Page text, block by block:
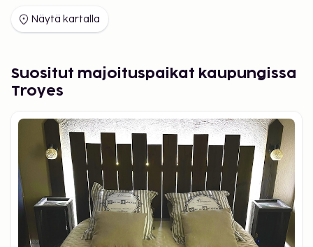
Näytä kartalla
Suositut majoituspaikat kaupungissa
Troyes